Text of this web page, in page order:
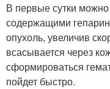
В первые сутки
содержащими
опухоль, увеличив
всасывается через
сформироваться
пойдет быстро.